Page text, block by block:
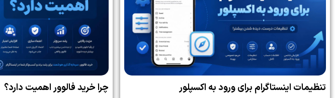
تنظیمات اینستاگرام برای ورود به اکسپلور چرا خرید فالوور اهمیت دارد؟